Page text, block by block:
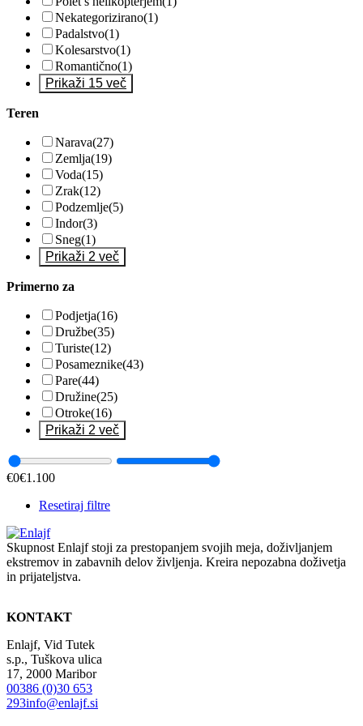
Nekategorizirano(1)
Padalstvo(1)
Kolesarstvo(1)
Romantično(1)
Prikaži 15 več
Teren
Narava(27)
Zemlja(19)
Voda(15)
Zrak(12)
Podzemlje(5)
Indor(3)
Sneg(1)
Prikaži 2 več
Primerno za
Podjetja(16)
Družbe(35)
Turiste(12)
Posameznike(43)
Pare(44)
Družine(25)
Otroke(16)
Prikaži 2 več
€0€1.100
Resetiraj filtre
Skupnost Enlajf stoji za prestopanjem svojih meja, doživljanjem
ekstremov in zabavnih delov življenja. Kreira nepozabna doživetja
in prijateljstva.
KONTAKT
Enlajf, Vid Tutek
s.p., Tuškova ulica
17, 2000 Maribor
00386 (0)30 653
293info@enlajf.si